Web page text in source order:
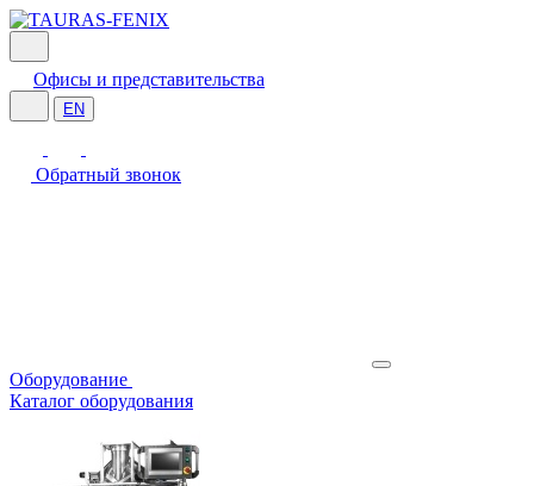
Офисы и представительства
EN
Обратный звонок
Оборудование
Каталог оборудования